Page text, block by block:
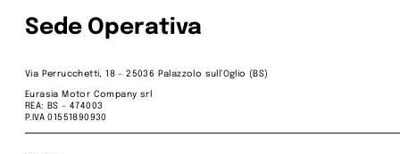
Sede Operativa
Via Perrucchetti, 18 – 25036 Palazzolo sull’Oglio (BS)
Eurasia Motor Company srl
REA: BS – 474003
P.IVA 01551890930